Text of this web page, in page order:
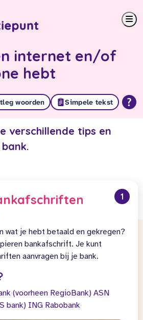
internet en/of
hebt
woorden Simpele tekst
verschillende tips en
1
wat je hebt betaald en gekregen?
bankafschrift. Je kunt
aanvragen bij je bank.
(voorheen RegioBank) ASN
bank) ING Rabobank